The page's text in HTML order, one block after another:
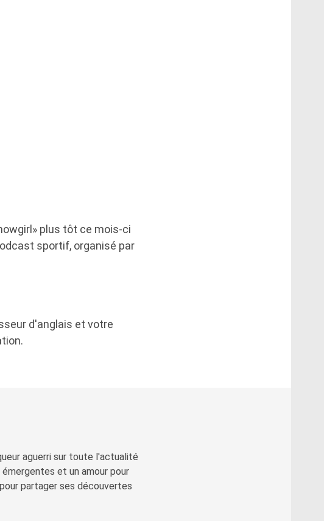
plus tôt ce mois-ci
sportif, organisé par
d'anglais et votre
aguerri sur toute l'actualité
et un amour pour
partager ses découvertes